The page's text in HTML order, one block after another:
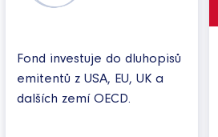
Fond investuje do dluhopisů
emitentů z USA, EU, UK a
dalších zemí OECD.